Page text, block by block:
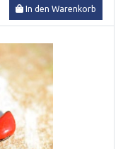
In den Warenkorb